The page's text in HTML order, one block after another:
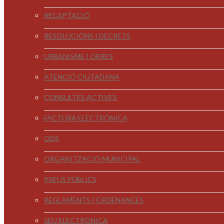
RECAPTACIÓ
RESOLUCIONS I DECRETS
URBANISME I OBRES
ATENCIÓ CIUTADANA
CONSULTES ACTIVES
FACTURA ELECTRÒNICA
ODS
ORGANITZACIÓ MUNICIPAL
PREUS PÚBLICS
REGLAMENTS I ORDENANCES
SEU ELECTRÒNICA